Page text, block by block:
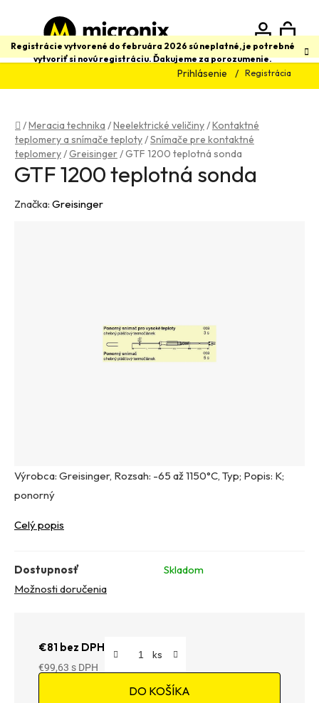
obsah
Registrácie vytvorené do februára 2026 sú neplatné, je potrebné
vytvoriť si novú registráciu. Ďakujeme za porozumenie.
Prihlásenie Registrácia
Hľadať
Domov
/Meracia technika /Neelektrické veličiny/Kontaktné
teplomery a snímače teploty/Snímače pre kontaktné
teplomery/Greisinger/GTF 1200 teplotná sonda
Výrobca: Greisinger, Rozsah: -65 až 1150°C, Typ; Popis: K;
ponorný
Celý popis
Dostupnosť
Skladom
Možnosti doručenia
€81 bez DPH
€99,63
DO KOŠÍKA
GTF 1200 teplotná sonda
Značka: Greisinger